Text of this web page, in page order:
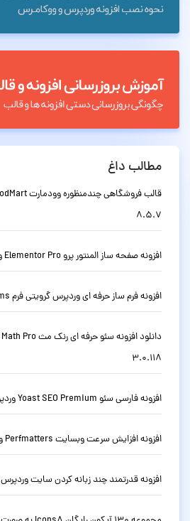
مطالب داغ
8.5.7
افزونه صفحه ساز المنتور پرو Elementor Pro وردپرس نسخه 4.2.1
افزونه فرم ساز حرفه ای وردپرس گرویتی فرم Gravity Forms نسخه 3.0.0
3.0.118
افزونه فارسی سئو Yoast SEO Premium وردپرس نسخه حرفه ای 28.1
افزونه افزایش سرعت وبسایت Perfmatters وردپرس نسخه 2.6.6
افزونه قدرتمند چند زبانه کردن سایت وردپرس WPML نسخه 4.9.6